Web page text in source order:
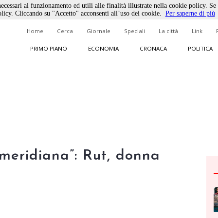
Home Cerca Giornale Speciali La città Link
PRIMO PIANO ECONOMIA CRONACA POLITICA
Rut, donna
al funzionamento ed utili alle finalità illustrate nella cookie policy.
Cliccando su "Accetto" acconsenti all’uso dei cookie. Per saperne di più